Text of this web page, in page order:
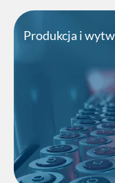
Produkcja i